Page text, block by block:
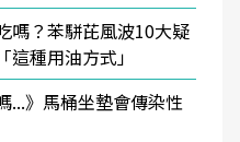
嗎？苯駢芘風波10大疑
種用油方式」
...》馬桶坐墊會傳染性